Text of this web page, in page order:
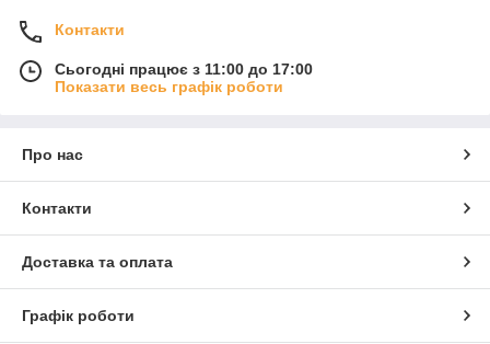
Контакти
Сьогодні працює з 11:00 до 17:00
Показати весь графік роботи
Про нас
Контакти
Доставка та оплата
Графік роботи